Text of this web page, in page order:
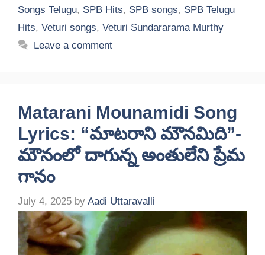
Songs Telugu, SPB Hits, SPB songs, SPB Telugu
Hits, Veturi songs, Veturi Sundararama Murthy
Leave a comment
Matarani Mounamidi Song
Lyrics: “మాటరాని మౌనమిది”-
మౌనంలో దాగున్న అంతులేని ప్రేమ
గానం
July 4, 2025 by Aadi Uttaravalli